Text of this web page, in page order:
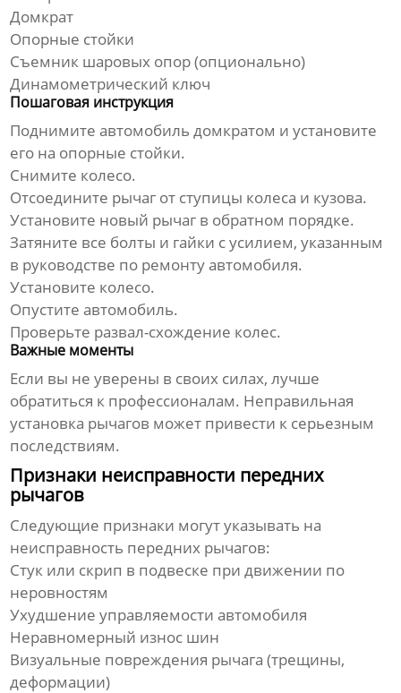
Домкрат
Опорные стойки
Съемник шаровых опор (опционально)
Динамометрический ключ
Пошаговая инструкция
Поднимите автомобиль домкратом и установите
его на опорные стойки.
Снимите колесо.
Отсоедините рычаг от ступицы колеса и кузова.
Установите новый рычаг в обратном порядке.
Затяните все болты и гайки с усилием, указанным
в руководстве по ремонту автомобиля.
Установите колесо.
Опустите автомобиль.
Проверьте развал-схождение колес.
Важные моменты
Если вы не уверены в своих силах, лучше
обратиться к профессионалам. Неправильная
установка рычагов может привести к серьезным
последствиям.
Признаки неисправности передних
рычагов
Следующие признаки могут указывать на
неисправность передних рычагов:
Стук или скрип в подвеске при движении по
неровностям
Ухудшение управляемости автомобиля
Неравномерный износ шин
Визуальные повреждения рычага (трещины,
деформации)